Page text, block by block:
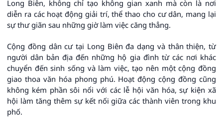
Long Biên, không chỉ tạo không gian xanh mà còn là nơi
diễn ra các hoạt động giải trí, thể thao cho cư dân, mang lại
sự thư giãn sau những giờ làm việc căng thẳng.
Cộng đồng dân cư tại Long Biên đa dạng và thân thiện, từ
người dân bản địa đến những hộ gia đình từ các nơi khác
chuyển đến sinh sống và làm việc, tạo nên một cộng đồng
giao thoa văn hóa phong phú. Hoạt động cộng đồng cũng
không kém phần sôi nổi với các lễ hội văn hóa, sự kiện xã
hội làm tăng thêm sự kết nối giữa các thành viên trong khu
phố.